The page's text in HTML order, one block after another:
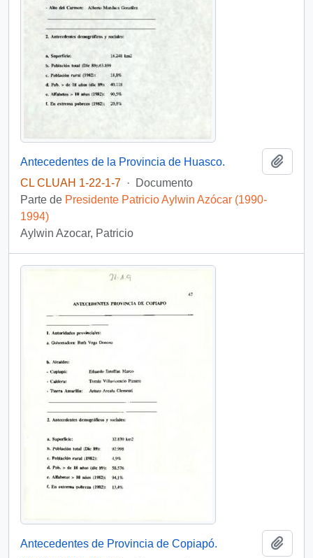
Antecedentes de la Provincia de Huasco.
CL CLUAH 1-22-1-7 ·
Documento
Parte de Presidente Patricio Aylwin Azócar (1990-
1994)
Aylwin Azocar, Patricio
Antecedentes de Provincia de Copiapó.